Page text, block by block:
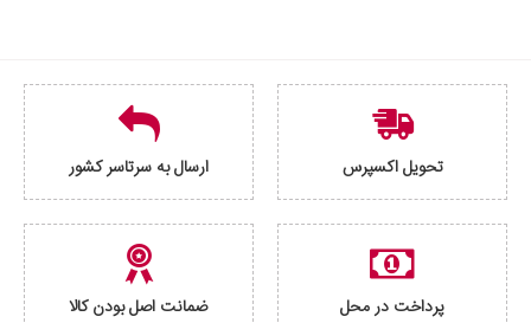
تحویل اکسپرس ارسال به سرتاسر کشور
پرداخت در محل ضمانت اصل بودن کالا